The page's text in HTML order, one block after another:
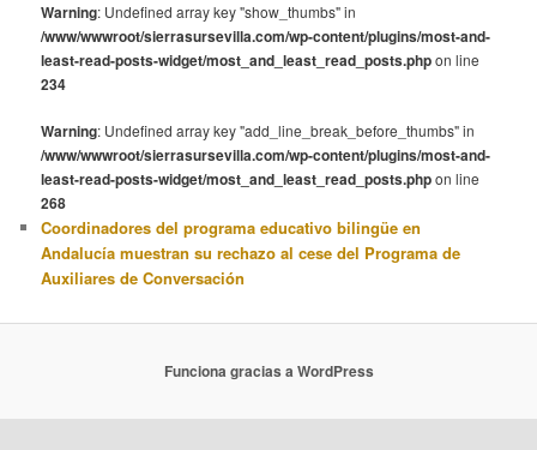
Warning: Undefined array key "show_thumbs" in
/www/wwwroot/sierrasursevilla.com/wp-content/plugins/most-and-
least-read-posts-widget/most_and_least_read_posts.phpon line
234
Warning: Undefined array key "add_line_break_before_thumbs" in
/www/wwwroot/sierrasursevilla.com/wp-content/plugins/most-and-
least-read-posts-widget/most_and_least_read_posts.phpon line
268
Coordinadores del programa educativo bilingüe en
Andalucía muestran su rechazo al cese del Programa de
Auxiliares de Conversación
Funciona gracias a WordPress